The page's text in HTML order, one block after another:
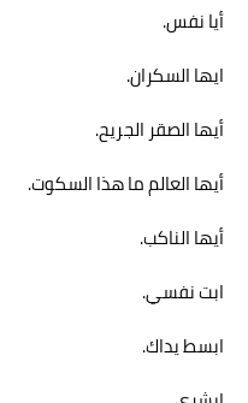
أيا نفس.
ايها السكران.
أيها الصقر الجريح.
أيها العالم ما هذا السكوت.
أيها الناكب.
ابت نفسي.
ابسط يداك.